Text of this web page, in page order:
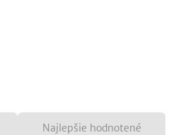
Najlepšie hodnotené